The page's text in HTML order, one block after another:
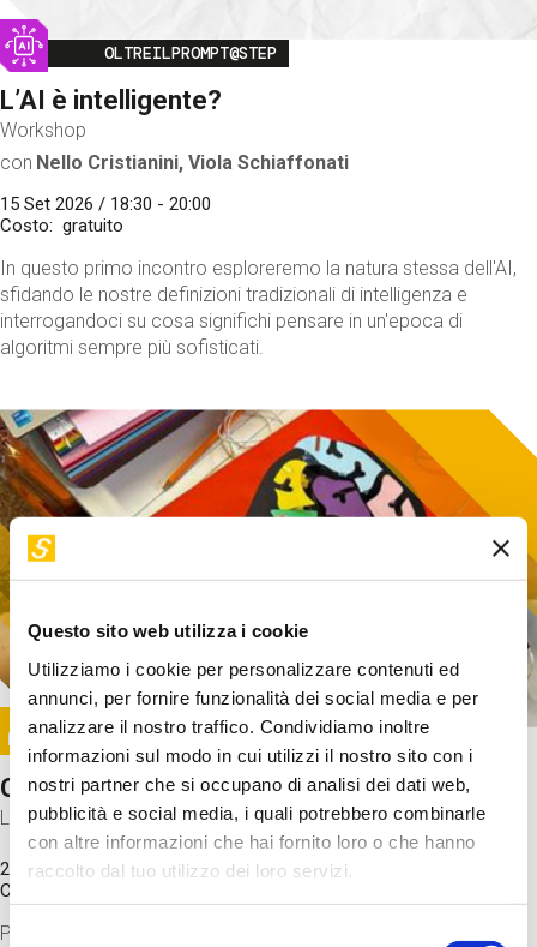
Questo sito web utilizza i cookie
Utilizziamo i cookie per personalizzare contenuti ed
annunci, per fornire funzionalità dei social media e per
analizzare il nostro traffico. Condividiamo inoltre
informazioni sul modo in cui utilizzi il nostro sito con i
nostri partner che si occupano di analisi dei dati web,
pubblicità e social media, i quali potrebbero combinarle
con altre informazioni che hai fornito loro o che hanno
raccolto dal tuo utilizzo dei loro servizi.
Selezione
Image
OLTREILPROMPT@STEP
L’AI è intelligente?
Workshop
con Nello Cristianini, Viola Schiaffonati
15 Set 2026 / 18:30 - 20:00
Costo
gratuito
In questo primo incontro esploreremo la natura stessa dell'AI,
sfidando le nostre definizioni tradizionali di intelligenza e
interrogandoci su cosa significhi pensare in un'epoca di
algoritmi sempre più sofisticati.
Image
SUNDAY@STEP
Come funziona il cervello?
Laboratorio
20 Set 2026 / 11:15 - 13:00
Costo
Proveremo a costruire un cervello in cartoncino cercando di